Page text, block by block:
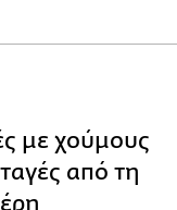
με χούμους
από τη